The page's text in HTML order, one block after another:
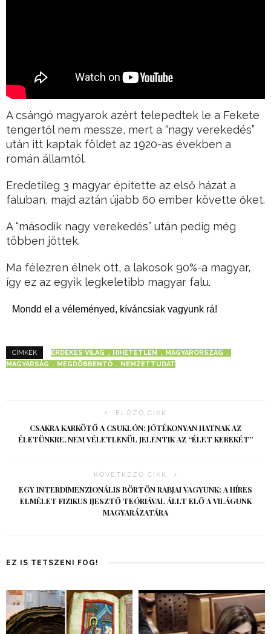
A csángó magyarok azért telepedtek le a Fekete
tengertől nem messze, mert a “nagy verekedés”
után itt kaptak földet az 1920-as években a
román államtól.
Eredetileg 3 magyar építette az első házat a
faluban, majd aztán újabb 60 ember követte őket.
A “második nagy verekedés” után pedig még
többen jöttek.
Ma félezren élnek ott, a lakosok 90%-a magyar,
így ez az egyik legkeletibb magyar falu.
Mondd el a véleményed, kíváncsiak vagyunk rá!
CÍMKÉK ÉRDEKES VILÁG HIHETETLEN
MAGYARORSZÁG
MAGYARSÁG
MEGDÖBBENTŐ NEMZETTUDAT
ELŐZŐ CIKK
CSAKRA KARKÖTŐ A CSUKLÓN: JÓTÉKONYAN HATNAK AZ
ÉLETÜNKRE, NEM VÉLETLENÜL JELENTIK AZ “ÉLET KEREKÉT”
KÖVETKEZŐ CIKK
EGY INTERDIMENZIONÁLIS BÖRTÖN RABJAI VAGYUNK: A HÍRES
ELMÉLET FIZIKUS IJESZTŐ TEÓRIÁVAL ÁLLT ELŐ A VILÁGUNK
MAGYARÁZATÁRA
EZ IS TETSZENI FOG!